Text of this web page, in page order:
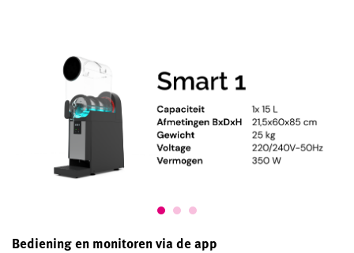
Bediening en monitoren via de app